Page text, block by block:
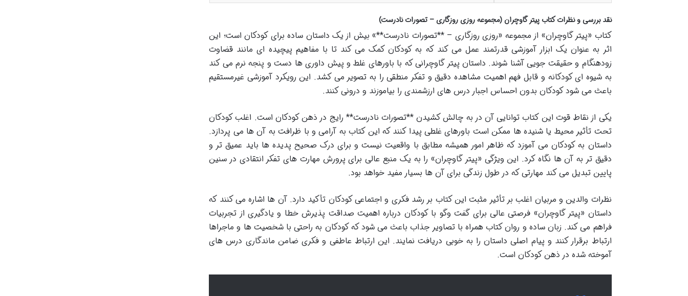
نقد بررسی و نظرات کتاب پیتر گاوچران (مجموعه روزی روزگاری – تصورات نادرست)
کتاب «پیتر گاوچران» از مجموعه «روزی روزگاری – **تصورات نادرست**» بیش از یک داستان ساده برای کودکان است؛ این
اثر به عنوان یک ابزار آموزشی قدرتمند عمل می کند که به کودکان کمک می کند تا با مفاهیم پیچیده ای مانند قضاوت
زودهنگام و حقیقت جویی آشنا شوند. داستان پیتر گاوچرانی که با باورهای غلط و پیش داوری ها دست و پنجه نرم می کند
به شیوه ای کودکانه و قابل فهم اهمیت مشاهده دقیق و تفکر منطقی را به تصویر می کشد. این رویکرد آموزشی غیرمستقیم
باعث می شود کودکان بدون احساس اجبار درس های ارزشمندی را بیاموزند و درونی کنند.
یکی از نقاط قوت این کتاب توانایی آن در به چالش کشیدن **تصورات نادرست** رایج در ذهن کودکان است. اغلب کودکان
تحت تأثیر محیط یا شنیده ها ممکن است باورهای غلطی پیدا کنند که این کتاب به آرامی و با ظرافت به آن ها می پردازد.
داستان به کودکان می آموزد که ظاهر امور همیشه مطابق با واقعیت نیست و برای درک صحیح پدیده ها باید عمیق تر و
دقیق تر به آن ها نگاه کرد. این ویژگی «پیتر گاوچران» را به یک منبع عالی برای پرورش مهارت های تفکر انتقادی در سنین
پایین تبدیل می کند مهارتی که در طول زندگی برای آن ها بسیار مفید خواهد بود.
نظرات والدین و مربیان اغلب بر تأثیر مثبت این کتاب بر رشد فکری و اجتماعی کودکان تأکید دارد. آن ها اشاره می کنند که
داستان «پیتر گاوچران» فرصتی عالی برای گفت وگو با کودکان درباره اهمیت صداقت پذیرش خطا و یادگیری از تجربیات
فراهم می کند. زبان ساده و روان کتاب همراه با تصاویر جذاب باعث می شود که کودکان به راحتی با شخصیت ها و ماجراها
ارتباط برقرار کنند و پیام اصلی داستان را به خوبی دریافت نمایند. این ارتباط عاطفی و فکری ضامن ماندگاری درس های
آموخته شده در ذهن کودکان است.